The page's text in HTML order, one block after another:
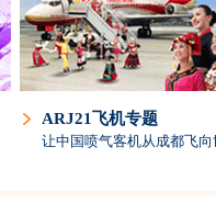
ARJ21飞机专题
让中国喷气客机从成都飞向